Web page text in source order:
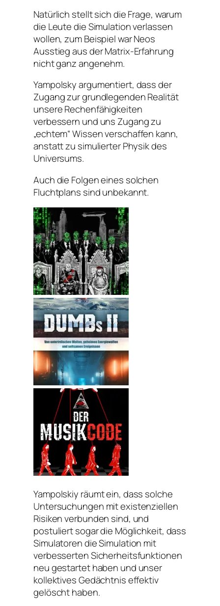
Natürlich stellt sich die Frage, warum
die Leute die Simulation verlassen
wollen, zum Beispiel war Neos
Ausstieg aus der Matrix-Erfahrung
nicht ganz angenehm.
Yampolsky argumentiert, dass der
Zugang zur grundlegenden Realität
unsere Rechenfähigkeiten
verbessern und uns Zugang zu
„echtem“ Wissen verschaffen kann,
anstatt zu simulierter Physik des
Universums.
Auch die Folgen eines solchen
Fluchtplans sind unbekannt.
Yampolskiy räumt ein, dass solche
Untersuchungen mit existenziellen
Risiken verbunden sind, und
postuliert sogar die Möglichkeit, dass
Simulatoren die Simulation mit
verbesserten Sicherheitsfunktionen
neu gestartet haben und unser
kollektives Gedächtnis effektiv
gelöscht haben.